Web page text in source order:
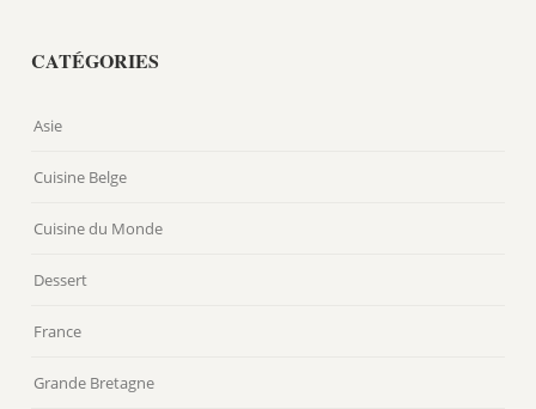
CATÉGORIES
Asie
Cuisine Belge
Cuisine du Monde
Dessert
France
Grande Bretagne